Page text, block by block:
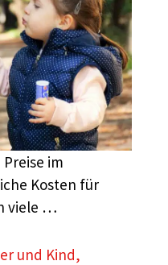
im
Kosten für
viele …
und Kind,